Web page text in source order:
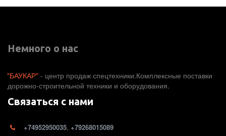
Немного о нас
"БАУКАР" - центр продаж спецтехники.Комплексные поставки
дорожно-строительной техники и оборудования.
Связаться с нами
+74952950035, +79268015089